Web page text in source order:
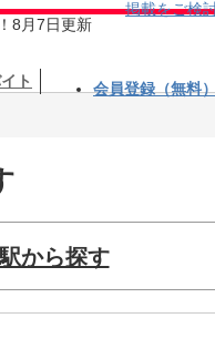
8月7日更新
掲載をご検
ト 会員登録（無料
から探す